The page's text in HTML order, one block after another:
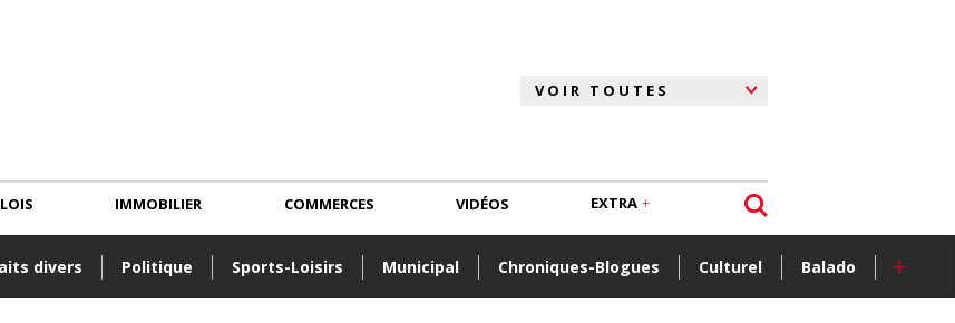
divers Politique Sports-Loisirs Municipal Chroniques-Blogues Culturel Balado +
IMMOBILIER COMMERCES VIDÉOS EXTRA